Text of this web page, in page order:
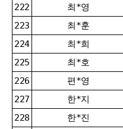
222
최*영
223
최*훈
224
최*희
225
최*호
226
편*영
227
한*지
228
한*진